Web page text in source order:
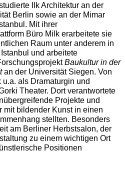
Ilk Architektur an der
Berlin sowie an der Mimar
Mit ihrer
Büro Milk erarbeitete sie
Raum unter anderem in
und arbeitete
Baukultur in der
an der Universität Siegen. Von
als Dramaturgin und
Theater. Dort verantwortete
Projekte und
mit bildender Kunst in einen
stellten. Besonders
am Berliner Herbstsalon, der
zu einem wichtigen Ort
Positionen